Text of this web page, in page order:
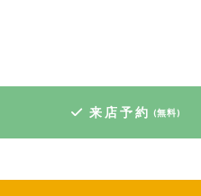
来店予約 (無料)